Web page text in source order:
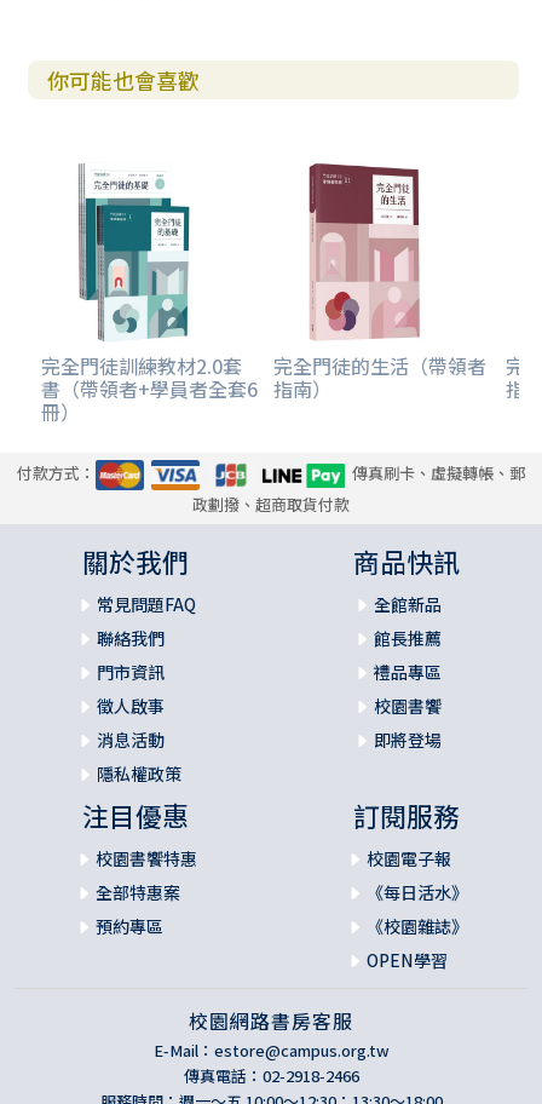
你可能也會喜歡
完全門徒訓練教材2.0套
書（帶領者+學員者全套6
冊）
完全門徒的生活（帶領者
指南）
完
指
付款方式：
傳真刷卡、虛擬轉帳、郵
政劃撥、超商取貨付款
關於我們
常見問題FAQ
聯絡我們
門市資訊
徵人啟事
消息活動
隱私權政策
商品快訊
全館新品
館長推薦
禮品專區
校園書饗
即將登場
注目優惠
校園書饗特惠
全部特惠案
預約專區
訂閱服務
校園電子報
《每日活水》
《校園雜誌》
OPEN學習
校園網路書房客服
E-Mail： estore@campus.org.tw
傳真電話：02-2918-2466